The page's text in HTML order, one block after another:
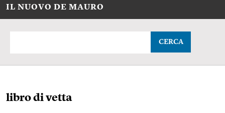
IL NUOVO DE MAURO
CERCA
libro di vetta